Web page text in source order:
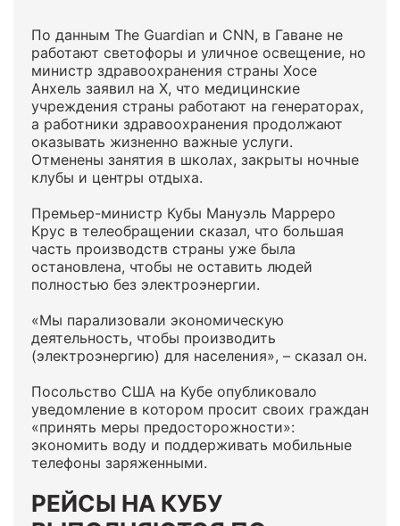
По данным The Guardian и CNN, в Гаване не
работают светофоры и уличное освещение, но
министр здравоохранения страны Хосе
Анхель заявил на X, что медицинские
учреждения страны работают на генераторах,
а работники здравоохранения продолжают
оказывать жизненно важные услуги.
Отменены занятия в школах, закрыты ночные
клубы и центры отдыха.
Премьер-министр Кубы Мануэль Марреро
Крус в телеобращении сказал, что большая
часть производств страны уже была
остановлена, чтобы не оставить людей
полностью без электроэнергии.
«Мы парализовали экономическую
деятельность, чтобы производить
(электроэнергию) для населения», – сказал он.
Посольство США на Кубе опубликовало
уведомление в котором просит своих граждан
«принять меры предосторожности»:
экономить воду и поддерживать мобильные
телефоны заряженными.
РЕЙСЫ НА КУБУ